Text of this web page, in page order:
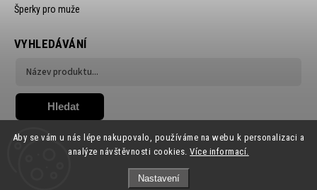
Aby se vám u nás lépe nakupovalo, používáme na webu k personalizaci a
analýze návštěvnosti cookies.Více informací.
Nastavení
Šperky pro muže
VYHLEDÁVÁNÍ
Hledat